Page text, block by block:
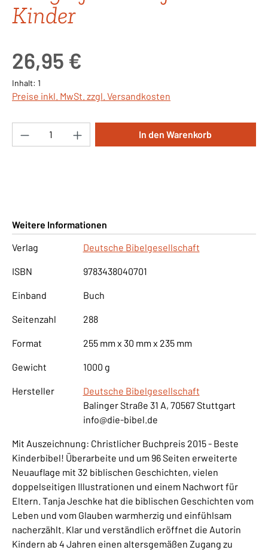
Kinder
26,95 €
Inhalt: 1
Preise inkl. MwSt. zzgl. Versandkosten
Produkt Anzahl: Gib den gewünschten
In den Warenkorb
Weitere Informationen
Verlag
Deutsche Bibelgesellschaft
ISBN 9783438040701
Einband Buch
Seitenzahl 288
Format 255 mm x 30 mm x 235 mm
Gewicht 1000 g
Hersteller
Deutsche Bibelgesellschaft
Balinger Straße 31 A, 70567 Stuttgart
info@die-bibel.de
Mit Auszeichnung: Christlicher Buchpreis 2015 - Beste
Kinderbibel! Überarbeite und um 96 Seiten erweiterte
Neuauflage mit 32 biblischen Geschichten, vielen
doppelseitigen Illustrationen und einem Nachwort für
Eltern. Tanja Jeschke hat die biblischen Geschichten vom
Leben und vom Glauben warmherzig und einfühlsam
nacherzählt. Klar und verständlich eröffnet die Autorin
Kindern ab 4 Jahren einen altersgemäßen Zugang zu